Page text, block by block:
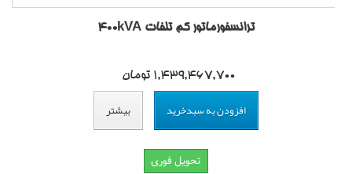
ترانسفورماتور کم تلفات 400kVA
1,439,467,700 تومان
افزودن به سبدخرید بیشتر
تحویل فوری